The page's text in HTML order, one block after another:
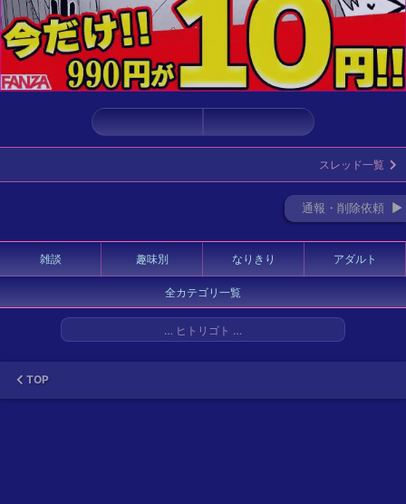
スレッド一覧
通報・削除依頼 ►
雑談 趣味別 なりきり アダルト
全カテゴリ一覧
… ヒトリゴト …
TOP